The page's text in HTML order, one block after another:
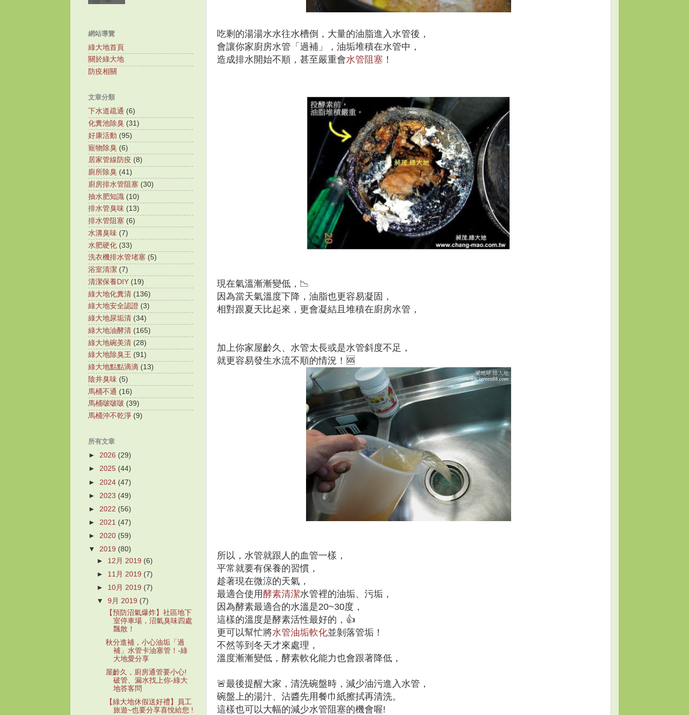
吃剩的湯湯水水往水槽倒， 大量的油脂進入水管後，
會讓你家廚房水管「過補」， 油垢堆積在水管中，
造成排水開始不順， 甚至嚴重會水管阻塞 ！
現在氣溫漸漸變低，📉
因為當天氣溫度下降，油脂也更容易凝固，
相對跟夏天比起來， 更會凝結且堆積在廚房水管，
加上你家屋齡久、水管太長或是水管斜度不足，
就更容易發生水流不順的情況！🆘
所以，水管就跟人的血管一樣，
平常就要有保養的習慣，
趁著現在微涼的天氣，
最適合使用 酵素清潔水管裡的油垢、污垢，
因為酵素最適合的水溫是20~30度，
這樣的溫度是酵素活性最好的，👍
更可以幫忙將水管油垢軟化並剝落管垢！
不然等到冬天才來處理，
溫度漸漸變低，酵素軟化能力也會跟著降低，
🚨最後提醒大家，清洗碗盤時，減少油污進入水管，
碗盤上的湯汁、沾醬先用餐巾紙擦拭再清洗。
這樣也可以大幅的減少水管阻塞的機會喔!
網站導覽
綠大地首頁
關於綠大地
防疫相關
文章分類
下水道疏通 (6)
化糞池除臭 (31)
好康活動 (95)
寵物除臭 (6)
居家管線防疫 (8)
廁所除臭 (41)
廚房排水管阻塞 (30)
抽水肥知識 (10)
排水管臭味 (13)
排水管阻塞 (6)
水溝臭味 (7)
水肥硬化 (33)
洗衣機排水管堵塞 (5)
浴室清潔 (7)
清潔保養DIY (19)
綠大地化糞清 (136)
綠大地安全認證 (3)
綠大地尿垢清 (34)
綠大地油酵清 (165)
綠大地碗美清 (28)
綠大地除臭王 (91)
綠大地點點滴滴 (13)
陰井臭味 (5)
馬桶不通 (16)
馬桶啵啵啵 (39)
馬桶沖不乾淨 (9)
所有文章
► 2026 (29)
► 2025 (44)
► 2024 (47)
► 2023 (49)
► 2022 (56)
► 2021 (47)
► 2020 (59)
▼ 2019 (80)
► 12月 2019 (6)
► 11月 2019 (7)
► 10月 2019 (7)
▼9月 2019 (7)
【預防沼氣爆炸】社區地下
室停車場，沼氣臭味四處
飄散！
秋分進補，小心油垢「過
補」水管卡油塞管！-綠
大地愛分享
屋齡久，廚房通管要小心!
破管、漏水找上你-綠大
地答客問
【綠大地休假送好禮】員工
旅遊~也要分享喜悅給您 !